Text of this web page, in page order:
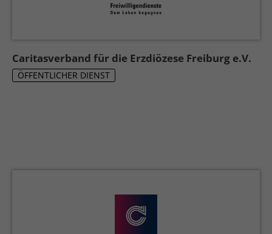
Caritasverband für die Erzdiözese Freiburg e.V.
ÖFFENTLICHER DIENST